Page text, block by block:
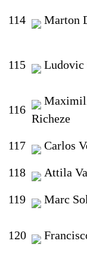
114 Marton
115 Ludovic
116
Richeze
117 Carlos
118 Attila
119 Marc
120